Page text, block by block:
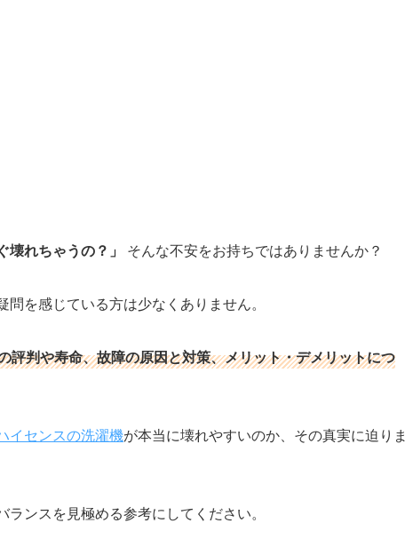
壊れちゃうの？」 そんな不安をお持ちではありませんか？
を感じている方は少なくありません。
評判や寿命、故障の原因と対策、メリット・デメリットにつ
イセンスの洗濯機が本当に壊れやすいのか、その真実に迫りま
ンスを見極める参考にしてください。